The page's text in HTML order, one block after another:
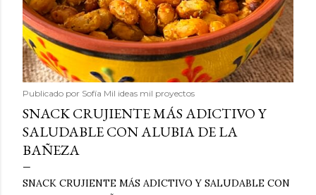
Publicado por Sofía Mil ideas mil proyectos
SNACK CRUJIENTE MÁS ADICTIVO Y
SALUDABLE CON ALUBIA DE LA
BAÑEZA
SNACK CRUJIENTE MÁS ADICTIVO Y SALUDABLE CON